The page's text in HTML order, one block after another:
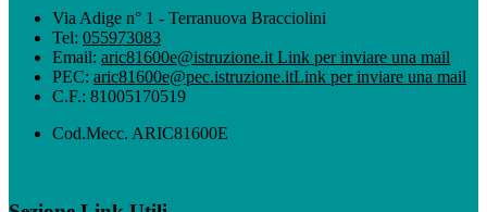
Via Adige n° 1 - Terranuova Bracciolini
Tel: 055973083
Email: aric81600e@istruzione.it Link per inviare una mail
PEC: aric81600e@pec.istruzione.itLink per inviare una mail
C.F.: 81005170519
Cod.Mecc. ARIC81600E